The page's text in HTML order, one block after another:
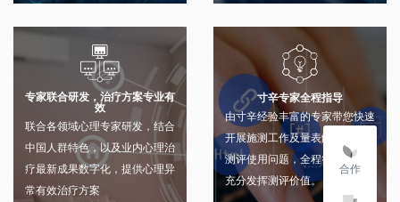
专家联合研发，治疗方案专业有
效
联合各领域心理专家研发，结合
中国人群特色，以及业内心理治
疗最新成果数字化，提供心理异
常有效治疗方案
寸辛专家全程指导
由寸辛经验丰富的专家带您快速
开展施测工作及量表解读，解决
测评使用问题，全程答疑解惑，
充分发挥测评价值。
合作